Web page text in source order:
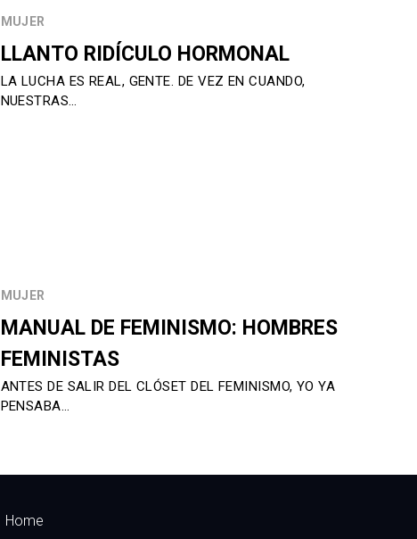
MUJER
LLANTO RIDÍCULO HORMONAL
LA LUCHA ES REAL, GENTE. DE VEZ EN CUANDO,
NUESTRAS…
MUJER
MANUAL DE FEMINISMO: HOMBRES
FEMINISTAS
ANTES DE SALIR DEL CLÓSET DEL FEMINISMO, YO YA
PENSABA…
Home